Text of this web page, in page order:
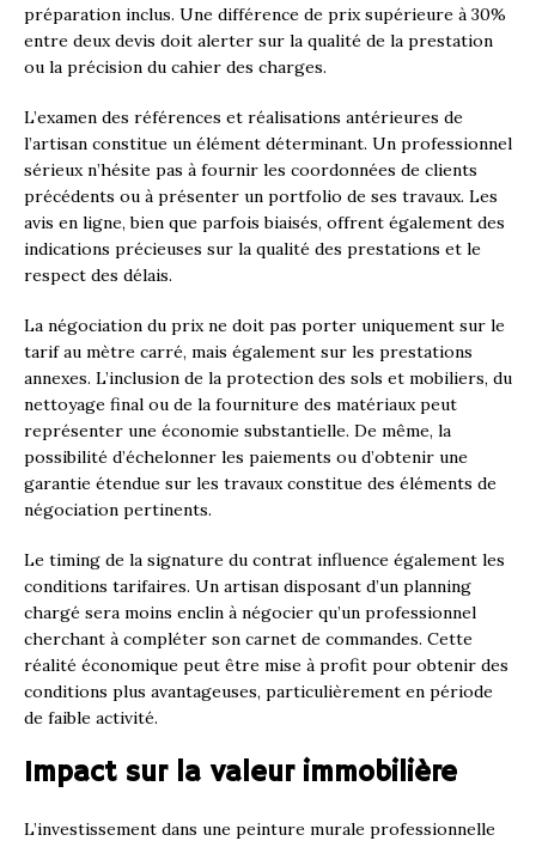
préparation inclus. Une différence de prix supérieure à 30%
entre deux devis doit alerter sur la qualité de la prestation
ou la précision du cahier des charges.
L’examen des références et réalisations antérieures de
l’artisan constitue un élément déterminant. Un professionnel
sérieux n’hésite pas à fournir les coordonnées de clients
précédents ou à présenter un portfolio de ses travaux. Les
avis en ligne, bien que parfois biaisés, offrent également des
indications précieuses sur la qualité des prestations et le
respect des délais.
La négociation du prix ne doit pas porter uniquement sur le
tarif au mètre carré, mais également sur les prestations
annexes. L’inclusion de la protection des sols et mobiliers, du
nettoyage final ou de la fourniture des matériaux peut
représenter une économie substantielle. De même, la
possibilité d’échelonner les paiements ou d’obtenir une
garantie étendue sur les travaux constitue des éléments de
négociation pertinents.
Le timing de la signature du contrat influence également les
conditions tarifaires. Un artisan disposant d’un planning
chargé sera moins enclin à négocier qu’un professionnel
cherchant à compléter son carnet de commandes. Cette
réalité économique peut être mise à profit pour obtenir des
conditions plus avantageuses, particulièrement en période
de faible activité.
Impact sur la valeur immobilière
L’investissement dans une peinture murale professionnelle